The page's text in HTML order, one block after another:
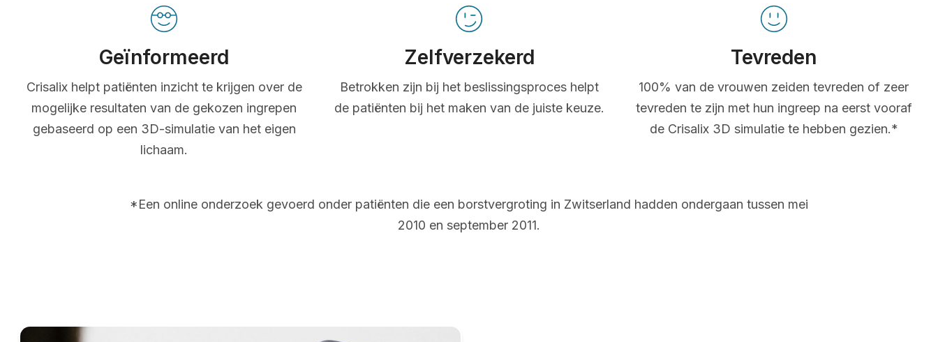
Geïnformeerd
Crisalix helpt patiënten inzicht te krijgen over de
mogelijke resultaten van de gekozen ingrepen
gebaseerd op een 3D-simulatie van het eigen
lichaam.
Zelfverzekerd
Betrokken zijn bij het beslissingsproces helpt
de patiënten bij het maken van de juiste keuze.
Tevreden
100% van de vrouwen zeiden tevreden of zeer
tevreden te zijn met hun ingreep na eerst vooraf
de Crisalix 3D simulatie te hebben gezien.*
*Een online onderzoek gevoerd onder patiënten die een borstvergroting in Zwitserland hadden ondergaan tussen mei
2010 en september 2011.